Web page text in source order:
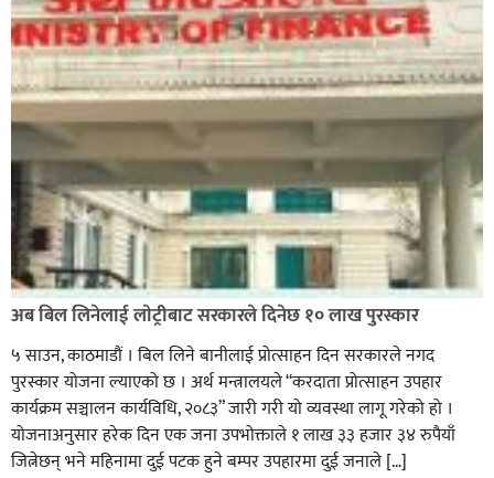
अब बिल लिनेलाई लाेट्रीबाट सरकारले दिनेछ १० लाख पुरस्कार
५ साउन, काठमाडौं । बिल लिने बानीलाई प्रोत्साहन दिन सरकारले नगद
पुरस्कार योजना ल्याएको छ । अर्थ मन्त्रालयले “करदाता प्रोत्साहन उपहार
कार्यक्रम सञ्चालन कार्यविधि, २०८३” जारी गरी यो व्यवस्था लागू गरेको हो ।
योजनाअनुसार हरेक दिन एक जना उपभोक्ताले १ लाख ३३ हजार ३४ रुपैयाँ
जित्नेछन् भने महिनामा दुई पटक हुने बम्पर उपहारमा दुई जनाले […]